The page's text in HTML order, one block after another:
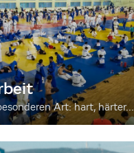
Art: hart, härter...